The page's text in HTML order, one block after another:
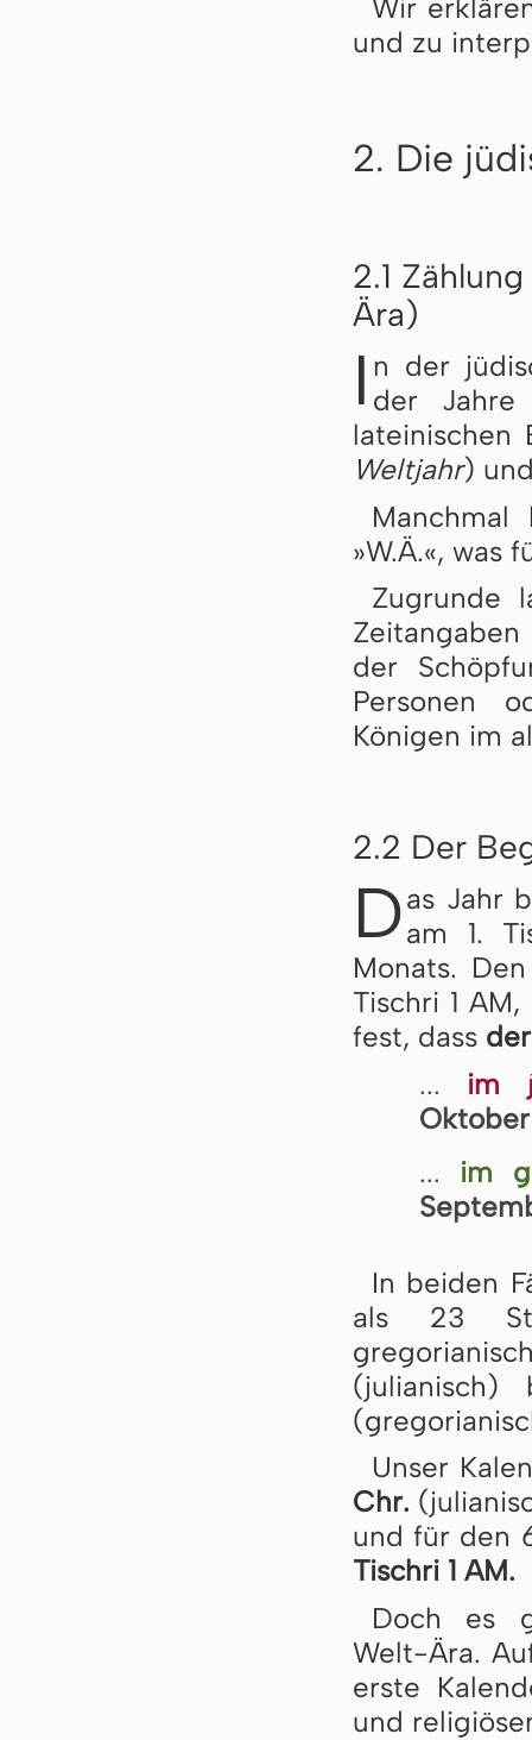
Wir
und zu
2. Die
2.1
Ära)
I n der
der
Weltjahr)
»W.Ä.«, was
Zugrunde
der
Personen
Königen im
2.2 Der
Das Jahr
am 1.
Monats.
Tischri 1
fest, dass
... im
Oktober
... im
In beiden
als 23
Unser
Chr.
und für den
Tischri 1 AM.
Doch es
Welt-Ära.
erste
und